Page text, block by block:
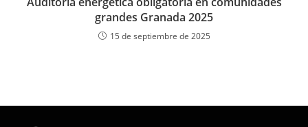
grandes Granada 2025
15 de septiembre de 2025